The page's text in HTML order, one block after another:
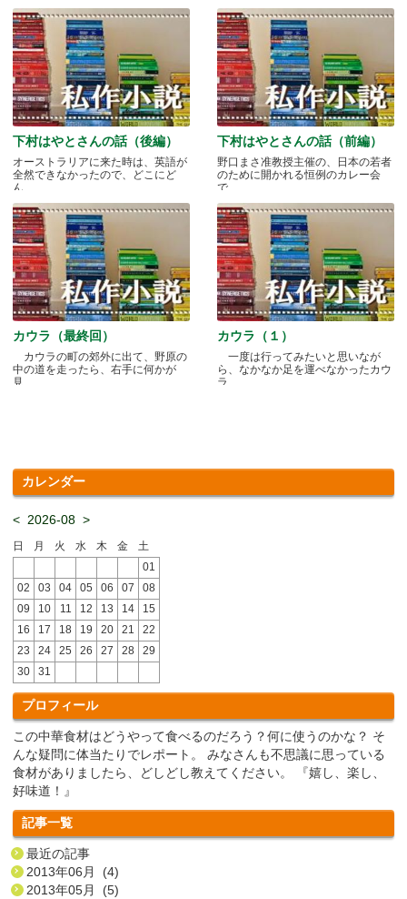
下村はやとさんの話（後編）
オーストラリアに来た時は、英語が
全然できなかったので、どこにど
ん.....
下村はやとさんの話（前編）
野口まさ准教授主催の、日本の若者
のために開かれる恒例のカレー会
で.....
カウラ（最終回）
カウラの町の郊外に出て、野原の
中の道を走ったら、右手に何かが
見.....
カウラ（１）
一度は行ってみたいと思いなが
ら、なかなか足を運べなかったカウ
ラ.....
カレンダー
< 2026-08 >
日 月 火 水 木 金
土
01
02
03 04 05 06 07
08
09
10 11 12 13 14
15
16
17 18 19 20 21
22
23
24 25 26 27 28
29
30
31
プロフィール
この中華食材はどうやって食べるのだろう？何に使うのかな？ そ
んな疑問に体当たりでレポート。 みなさんも不思議に思っている
食材がありましたら、どしどし教えてください。 『嬉し、楽し、
好味道！』
記事一覧
最近の記事
2013年06月 (4)
2013年05月 (5)